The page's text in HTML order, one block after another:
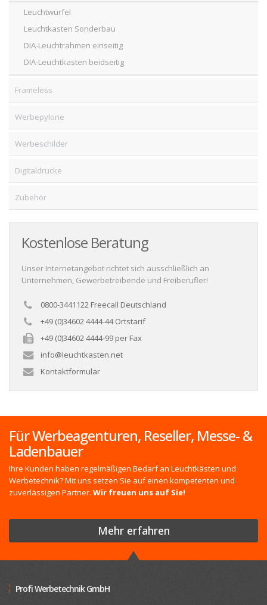
Leuchtwürfel
Leuchtkasten Sonderbau
DIA-Leuchtrahmen einseitig
DIA-Leuchtkasten beidseitig
Frameless
Werbepylone
Werbeschilder
Digitaldrucke
Zubehör
Kostenlose Beratung
Unser Internetangebot richtet sich ausschließlich an
Unternehmen, Gewerbetreibende und Freiberufler!
0800-3441122 Freecall Deutschland
+49 (0)34602 4444-44 Ortstarif
+49 (0)34602 4444-99 per Fax
info@leuchtkasten.net
Kontaktformular
Für Werbeagenturen, Reseller, Messe- &
Ladenbauer
Ihre Kunden haben regelmäßigen Bedarf an Leuchtkästen und
Werbetechnik? Mit uns setzen Sie auf einen kompetenten und
zuverlässigen Partner. Wir freuen uns auf Sie!
Mehr erfahren
Profi Werbetechnik GmbH